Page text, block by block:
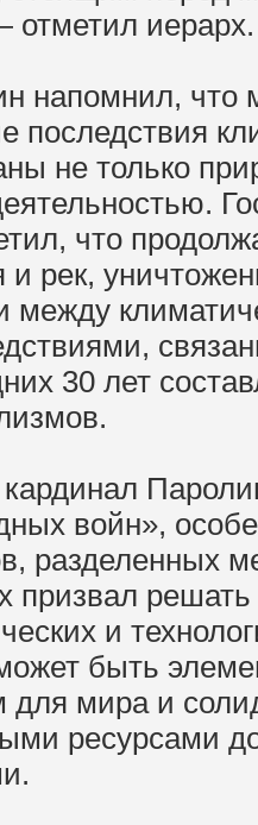
иерарх.
напомнил, что
последствия
не только
что
и рек,
между
30 лет
войн»,
разделенных
призвал
и
быть
для мира и
ресурсами